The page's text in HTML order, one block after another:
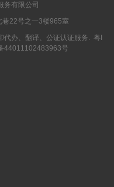
务有限公司
巷22号之一3楼965室
代办、翻译、公证认证服务. 粤I
44011102483963号